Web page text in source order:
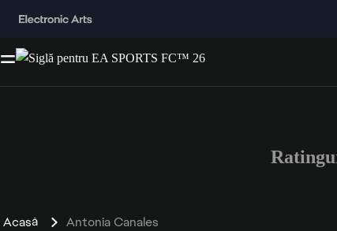
Acasă Antonia Canales